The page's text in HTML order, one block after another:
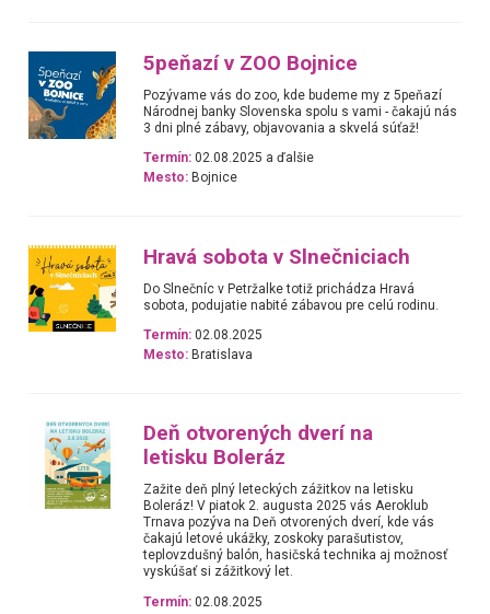
5peňazí v ZOO Bojnice
Pozývame vás do zoo, kde budeme my z 5peňazí
Národnej banky Slovenska spolu s vami - čakajú nás
3 dni plné zábavy, objavovania a skvelá súťaž!
Termín: 02.08.2025 a ďalšie
Mesto: Bojnice
Hravá sobota v Slnečniciach
Do Slnečníc v Petržalke totiž prichádza Hravá
sobota, podujatie nabité zábavou pre celú rodinu.
Termín: 02.08.2025
Mesto: Bratislava
Deň otvorených dverí na
letisku Boleráz
Zažite deň plný leteckých zážitkov na letisku
Boleráz! V piatok 2. augusta 2025 vás Aeroklub
Trnava pozýva na Deň otvorených dverí, kde vás
čakajú letové ukážky, zoskoky parašutistov,
teplovzdušný balón, hasičská technika aj možnosť
vyskúšať si zážitkový let.
Termín: 02.08.2025